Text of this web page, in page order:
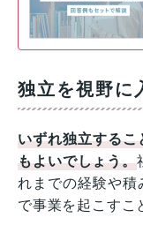
独立を視野に
いずれ独立するこ
もよいでしょう。
れまでの経験や積
で事業を起こすこ